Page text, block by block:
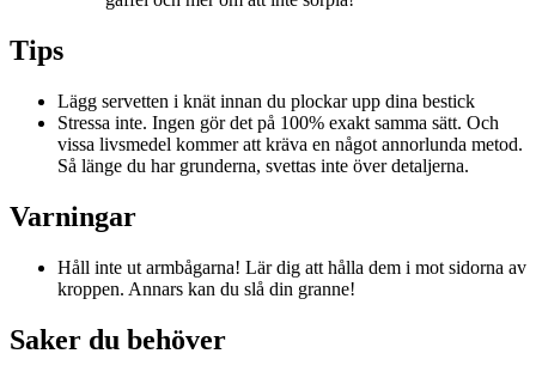
Tips
Lägg servetten i knät innan du plockar upp dina bestick
Stressa inte. Ingen gör det på 100% exakt samma sätt. Och
vissa livsmedel kommer att kräva en något annorlunda metod.
Så länge du har grunderna, svettas inte över detaljerna.
Varningar
Håll inte ut armbågarna! Lär dig att hålla dem i mot sidorna av
kroppen. Annars kan du slå din granne!
Saker du behöver